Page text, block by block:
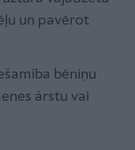
un pavērot
bēniņu
ārstu vai